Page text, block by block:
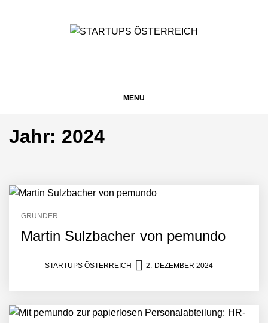
MENU
Jahr: 2024
GRÜNDER
Martin Sulzbacher von pemundo
STARTUPS ÖSTERREICH 2. DEZEMBER 2024